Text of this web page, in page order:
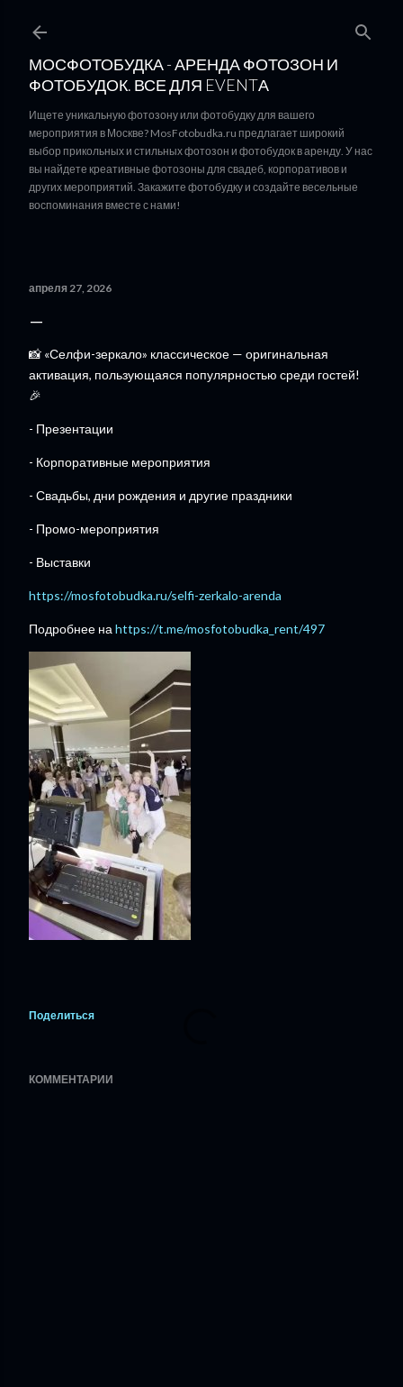
МОСФОТОБУДКА - АРЕНДА ФОТОЗОН И
ФОТОБУДОК. ВСЕ ДЛЯ EVENTА
Ищете уникальную фотозону или фотобудку для вашего
мероприятия в Москве? MosFotobudka.ru предлагает широкий
выбор прикольных и стильных фотозон и фотобудок в аренду. У нас
вы найдете креативные фотозоны для свадеб, корпоративов и
других мероприятий. Закажите фотобудку и создайте весельные
воспоминания вместе с нами!
апреля 27, 2026
📸 «Селфи-зеркало» классическое — оригинальная
активация, пользующаяся популярностью среди гостей!
🎉
- Презентации
- Корпоративные мероприятия
- Свадьбы, дни рождения и другие праздники
- Промо-мероприятия
- Выставки
https://mosfotobudka.ru/selfi-zerkalo-arenda
Подробнее на https://t.me/mosfotobudka_rent/497
Поделиться
КОММЕНТАРИИ